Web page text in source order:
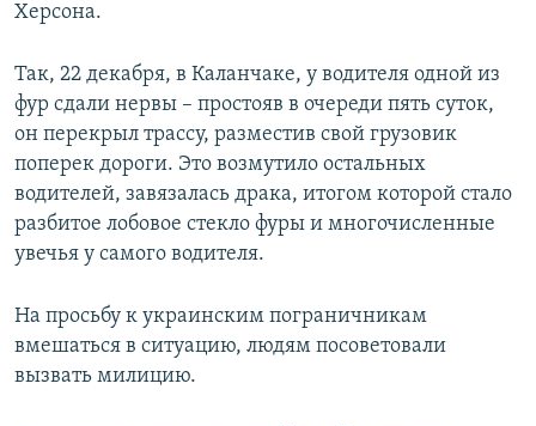
Херсона.
Так, 22 декабря, в Каланчаке, у водителя одной из
фур сдали нервы – простояв в очереди пять суток,
он перекрыл трассу, разместив свой грузовик
поперек дороги. Это возмутило остальных
водителей, завязалась драка, итогом которой стало
разбитое лобовое стекло фуры и многочисленные
увечья у самого водителя.
На просьбу к украинским пограничникам
вмешаться в ситуацию, людям посоветовали
вызвать милицию.